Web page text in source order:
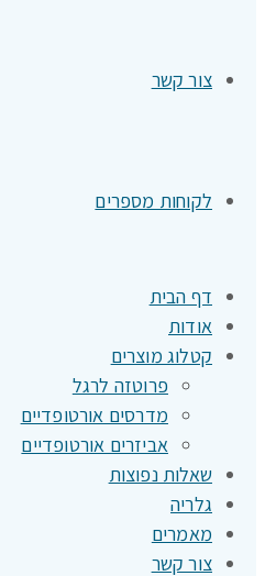
צור קשר
לקוחות מספרים
דף הבית
אודות
קטלוג מוצרים
פרוטזה לרגל
מדרסים אורטופדיים
אביזרים אורטופדיים
שאלות נפוצות
גלריה
מאמרים
צור קשר